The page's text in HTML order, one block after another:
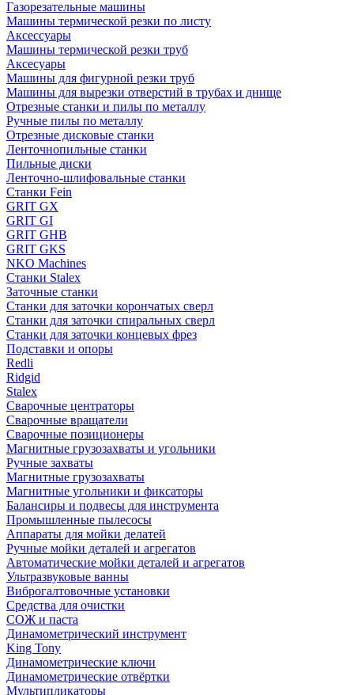
Газорезательные машины
Машины термической резки по листу
Аксессуары
Машины термической резки труб
Аксесуары
Машины для фигурной резки труб
Машины для вырезки отверстий в трубах и днище
Отрезные станки и пилы по металлу
Ручные пилы по металлу
Отрезные дисковые станки
Ленточнопильные станки
Пильные диски
Ленточно-шлифовальные станки
Станки Fein
GRIT GX
GRIT GI
GRIT GHB
GRIT GKS
NKO Machines
Станки Stalex
Заточные станки
Станки для заточки корончатых сверл
Станки для заточки спиральных сверл
Станки для заточки концевых фрез
Подставки и опоры
Redli
Ridgid
Stalex
Сварочные центраторы
Сварочные вращатели
Сварочные позиционеры
Магнитные грузозахваты и угольники
Ручные захваты
Магнитные грузозахваты
Магнитные угольники и фиксаторы
Балансиры и подвесы для инструмента
Промышленные пылесосы
Аппараты для мойки делатей
Ручные мойки деталей и агрегатов
Автоматические мойки деталей и агрегатов
Ультразвуковые ванны
Виброгалтовочные установки
Средства для очистки
СОЖ и паста
Динамометрический инструмент
King Tony
Динамометрические ключи
Динамометрические отвёртки
Мультипликаторы